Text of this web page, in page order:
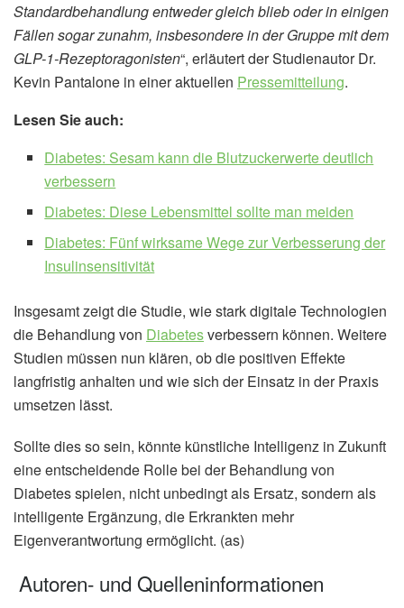
Standardbehandlung entweder gleich blieb oder in einigen
Fällen sogar zunahm, insbesondere in der Gruppe mit dem
GLP-1-Rezeptoragonisten“, erläutert der Studienautor Dr.
Kevin Pantalone in einer aktuellen Pressemitteilung.
Lesen Sie auch:
Diabetes: Sesam kann die Blutzuckerwerte deutlich
verbessern
Diabetes: Diese Lebensmittel sollte man meiden
Diabetes: Fünf wirksame Wege zur Verbesserung der
Insulinsensitivität
Insgesamt zeigt die Studie, wie stark digitale Technologien
die Behandlung von Diabetesverbessern können. Weitere
Studien müssen nun klären, ob die positiven Effekte
langfristig anhalten und wie sich der Einsatz in der Praxis
umsetzen lässt.
Sollte dies so sein, könnte künstliche Intelligenz in Zukunft
eine entscheidende Rolle bei der Behandlung von
Diabetes spielen, nicht unbedingt als Ersatz, sondern als
intelligente Ergänzung, die Erkrankten mehr
Eigenverantwortung ermöglicht. (as)
Autoren- und Quelleninformationen